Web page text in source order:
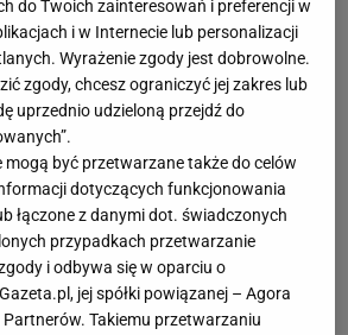
do Twoich zainteresowań i preferencji w
i w Internecie lub personalizacji
Wyrażenie zgody jest dobrowolne.
zgody, chcesz ograniczyć jej zakres lub
uprzednio udzieloną przejdź do
mogą być przetwarzane także do celów
dotyczących funkcjonowania
łączone z danymi dot. świadczonych
przypadkach przetwarzanie
i odbywa się w oparciu o
jej spółki powiązanej – Agora
Takiemu przetwarzaniu